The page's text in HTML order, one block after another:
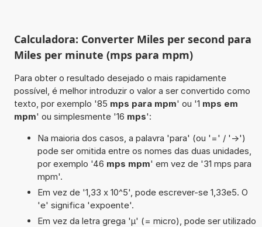
Calculadora: Converter Miles per second para
Miles per minute (mps para mpm)
Para obter o resultado desejado o mais rapidamente
possível, é melhor introduzir o valor a ser convertido como
texto, por exemplo '85 mps para mpm' ou '1 mps em
mpm' ou simplesmente '16 mps':
Na maioria dos casos, a palavra 'para' (ou '=' / '->')
pode ser omitida entre os nomes das duas unidades,
por exemplo '46 mps mpm' em vez de '31 mps para
mpm'.
Em vez de '1,33 x 10^5', pode escrever-se 1,33e5. O
'e' significa 'expoente'.
Em vez da letra grega 'µ' (= micro), pode ser utilizado